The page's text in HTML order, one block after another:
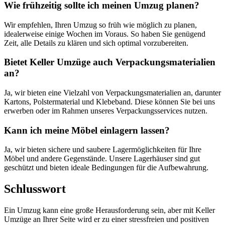
Wie frühzeitig sollte ich meinen Umzug planen?
Wir empfehlen, Ihren Umzug so früh wie möglich zu planen,
idealerweise einige Wochen im Voraus. So haben Sie genügend
Zeit, alle Details zu klären und sich optimal vorzubereiten.
Bietet Keller Umzüge auch Verpackungsmaterialien
an?
Ja, wir bieten eine Vielzahl von Verpackungsmaterialien an, darunter
Kartons, Polstermaterial und Klebeband. Diese können Sie bei uns
erwerben oder im Rahmen unseres Verpackungsservices nutzen.
Kann ich meine Möbel einlagern lassen?
Ja, wir bieten sichere und saubere Lagermöglichkeiten für Ihre
Möbel und andere Gegenstände. Unsere Lagerhäuser sind gut
geschützt und bieten ideale Bedingungen für die Aufbewahrung.
Schlusswort
Ein Umzug kann eine große Herausforderung sein, aber mit Keller
Umzüge an Ihrer Seite wird er zu einer stressfreien und positiven